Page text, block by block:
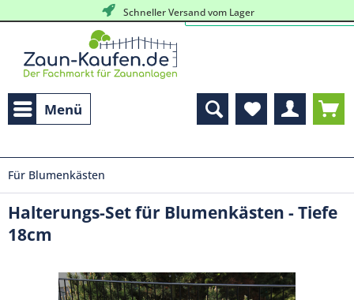
Schneller Versand vom Lager
kostenlose, persöhnliche Beratung
Menü
Für Blumenkästen
Halterungs-Set für Blumenkästen - Tiefe
18cm